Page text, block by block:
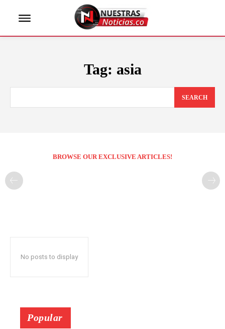
Tag: asia
SEARCH
BROWSE OUR EXCLUSIVE ARTICLES!
No posts to display
Popular